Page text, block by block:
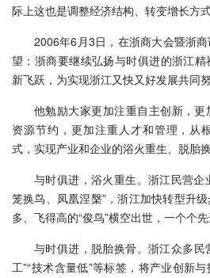
际上这也是调整经济结构、转变增长方
2006年6月3日，在浙商大会暨浙
望：浙商要继续弘扬与时俱进的浙江
新飞跃，为实现浙江又快又好发展共同努
他勉励大家更加注重自主创新，
资源节约，更加注重人才和管理，从
式，实现产业和企业的浴火重生、脱胎换
与时俱进，浴火重生。浙江民营企
笼换鸟、凤凰涅槃”，浙江加快转型升
多、飞得高的“俊鸟”横空出世，一个个
与时俱进，脱胎换骨。浙江众多民
工”“技术含量低”等标签，将产业创新